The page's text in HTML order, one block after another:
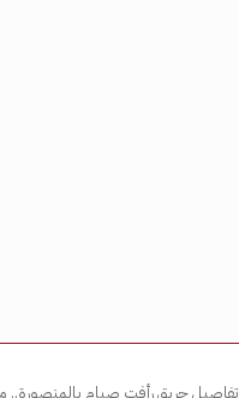
تفاصيل حريق رأفت صيام بالمنصورة..